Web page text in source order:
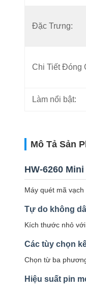
Đặc Trưng:
Chi Tiết Đóng
Làm nổi bật:
Mô Tả Sản
HW-6260
Máy quét mã
Tự do không
Kích thước nhỏ
Các tùy chọn
Chọn từ ba
Hiệu suất pin